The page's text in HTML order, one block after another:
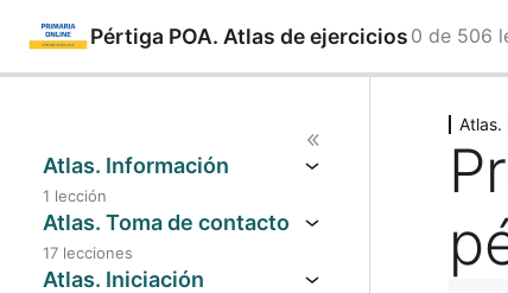
contenido
Pértiga POA. Atlas de ejercicios 0 de 506
Atlas. Información
1 lección
Atlas. Toma de contacto
17 lecciones
Atlas. Iniciación
Atlas.
eri